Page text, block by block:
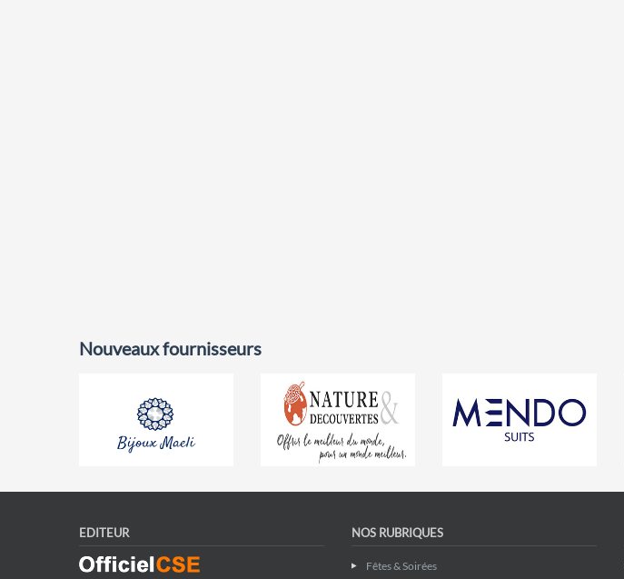
Nouveaux fournisseurs
EDITEUR NOS RUBRIQUES
Fêtes & Soirées